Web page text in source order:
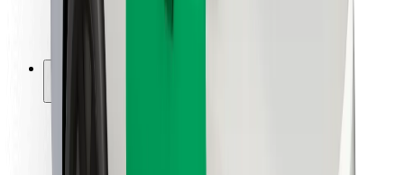
Lotniska
Stacje ładowania Bolt
Dla pasażerów
Dla kierowców